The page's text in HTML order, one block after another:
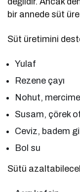
bir annede süt
Süt üretimini
Yulaf
Rezene çayı
Nohut,
Susam, çörek
Ceviz, badem
Bol su
Sütü